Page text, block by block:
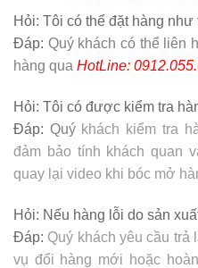
Hỏi: Tôi có thể đặt hàng như
Đáp: Quý khách có thể liên
hàng qua HotLine:
Hỏi: Tôi có được kiểm tra
Đáp: Quýkhách kiểm tra
đảm bảo tính khách quan
quay lại video khi bóc mở
Hỏi: Nếu hàng lỗi do sản
Đáp: Quý khách yêu cầu trả
vụ đổi hàng mới hoặc